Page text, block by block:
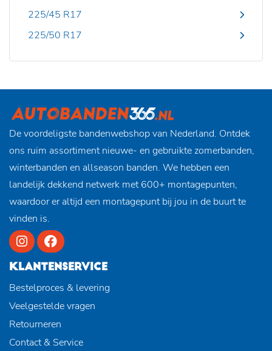
225/45 R17
225/50 R17
De voordeligste bandenwebshop van Nederland. Ontdek
ons ruim assortiment nieuwe- en gebruikte zomerbanden,
winterbanden en allseason banden. We hebben een
landelijk dekkend netwerk met 600+ montagepunten,
waardoor er altijd een montagepunt bij jou in de buurt te
vinden is.
KLANTENSERVICE
Bestelproces & levering
Veelgestelde vragen
Retourneren
Contact & Service